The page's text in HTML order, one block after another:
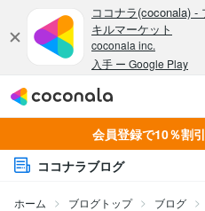
会員登録で10％割
ココナラブログ
ホーム ブログトップ ブログ